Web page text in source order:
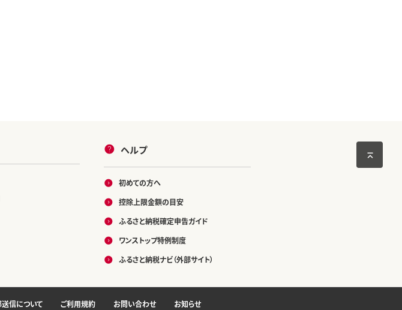
ヘルプ
初めての方へ
控除上限金額の目安
ふるさと納税確定申告ガイド
ワンストップ特例制度
ふるさと納税ナビ（外部サイト）
信について ご利用規約 お問い合わせ お知らせ